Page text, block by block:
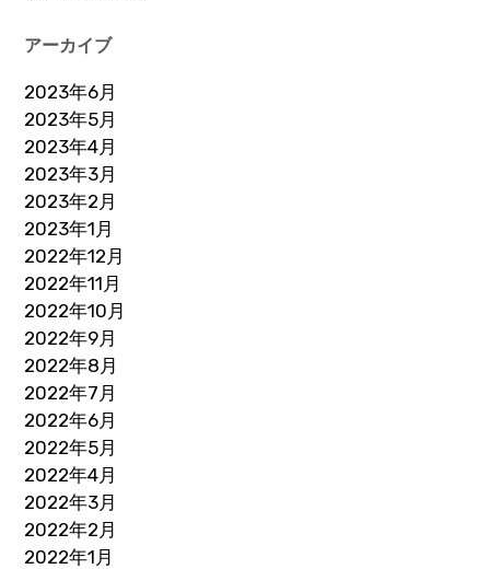
アーカイブ
2023年6月
2023年5月
2023年4月
2023年3月
2023年2月
2023年1月
2022年12月
2022年11月
2022年10月
2022年9月
2022年8月
2022年7月
2022年6月
2022年5月
2022年4月
2022年3月
2022年2月
2022年1月